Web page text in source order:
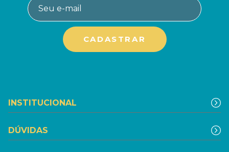
INSTITUCIONAL
DÚVIDAS